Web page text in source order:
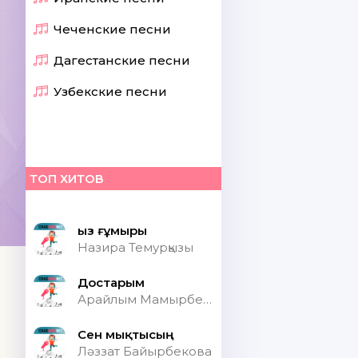
Чеченские песни
Дагестанские песни
Узбекские песни
ТОП ХИТОВ
Қыз ғұмыры
Назира Темурқызы
Достарым
Арайлым Мамырбекқызы
Сен мықтысың
Ләззат Байырбекова